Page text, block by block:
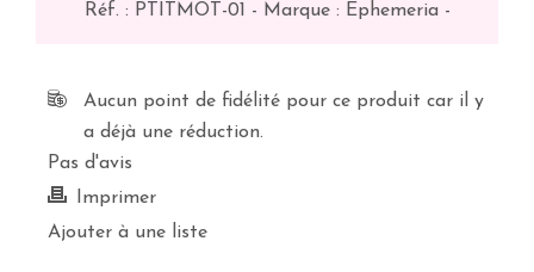
Réf. : PTITMOT-01 - Marque : Ephemeria -
Aucun point de fidélité pour ce produit car il y
a déjà une réduction.
Pas d'avis
Imprimer
Ajouter à une liste